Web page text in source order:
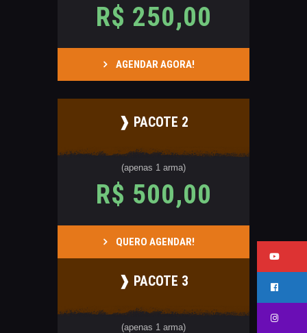
CATÁLAGOS
COMPETIÇOES
NORMAS EB
TIRE ALGUMAS DÚVIDAS
CERTIFICADO DE CURSOS E
PARTICIPAÇÃO
PARCEIROS
MANEJO DO JAVALI
TROCAS E DEVOLUÇÕES
ÁREA PRIVADA
R$ 250,00
AGENDAR AGORA!
❱ PACOTE 2
(apenas 1 arma)
R$ 500,00
QUERO AGENDAR!
❱ PACOTE 3
(apenas 1 arma)